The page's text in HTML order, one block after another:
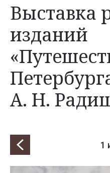
Выставка
изданий
А. Н.
1